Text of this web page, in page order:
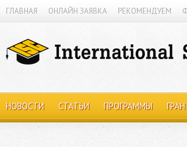
ГЛАВНАЯ ОНЛАЙН ЗАЯВКА РЕКОМЕНДУЕМ
НОВОСТИ СТАТЬИ ПРОГРАММЫ